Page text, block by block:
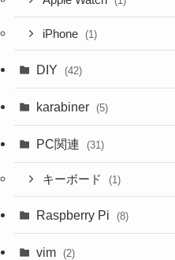
iPhone (1)
DIY (42)
karabiner (5)
PC関連 (31)
キーボード (1)
Raspberry Pi (8)
vim (2)